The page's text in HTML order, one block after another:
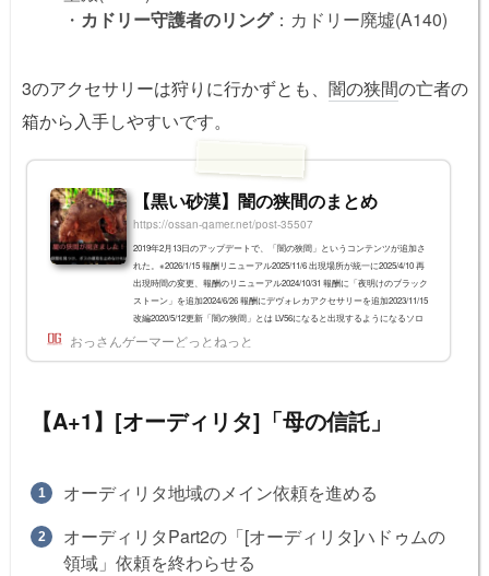
・ カドリー守護者のリング：カドリー廃墟(A140)
3のアクセサリーは狩りに行かずとも、 闇の狭間の亡者の
箱から入手しやすいです。
【黒い砂漠】闇の狭間のまとめ
https://ossan-gamer.net/post-35507
2019年2月13日のアップデートで、「闇の狭間」というコンテンツが追加さ
れた。※2026/1/15 報酬リニューアル2025/11/6 出現場所が統一に2025/4/10 再
出現時間の変更、報酬のリニューアル2024/10/31 報酬に「夜明けのブラック
ストーン」を追加2024/6/26 報酬にデヴォレカアクセサリーを追加2023/11/15
改編2020/5/12更新「闇の狭間」とは LV56になると出現するようになるソロ
用のボス討伐コンテンツ バレノス、セレンディア、カルフェオン、メディ
おっさんゲーマーどっとねっと
【A+1】[オーディリタ]「母の信託」
オーディリタ地域のメイン依頼を進める
オーディリタPart2の「[オーディリタ]ハドゥムの
領域」依頼を終わらせる